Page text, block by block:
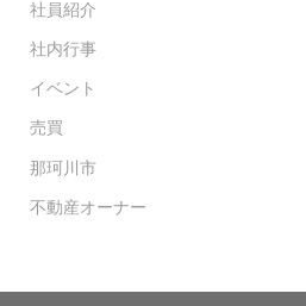
社員紹介
社内行事
イベント
売買
那珂川市
不動産オーナー